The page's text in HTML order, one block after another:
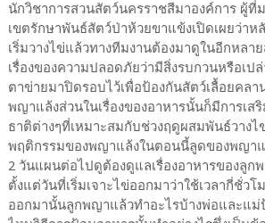
นักวิชาการสวนสัตว์นครราชสีมาองค์การ ผู้ที่
เขตรักษาพันธ์สัตว์ป่าห้วยขาแข้งเปิดเผยว่า
เริ่มวางไข่แล้วทางทีมงานต้องมาดูในอีกหลา
เรื่องของความปลอดภัยว่ามีสิ่งรบกวนหรือเป
ตาข่ายมาปิดรอบไว้เพื่อป้องกันสัตว์เลื้อยคลา
พญาแล้งส่วนในเรื่องของอาหารนั้นก็มีการเส
ธาติต่างๆที่เหมาะสมกับช่วงฤดูผสมพันธ์วางไ
พฤติกรรมของพญาแล้งในตอนนี้ลูดของพญา
2 วันแผนต่อไปดูต้องดูแลเรื่องอาหารของลูก
ตั้งแต่วันที่เริ่มเจาะไข่ออกมาว่าใช้เวลากี่ชั่วโ
ออกมานั้นลูกพญาแล้วทำอะไรบ้างพ่อและแ